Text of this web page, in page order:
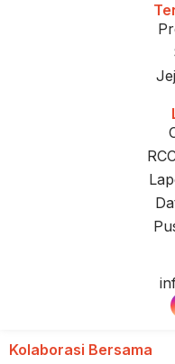
Kolaborasi Bersama